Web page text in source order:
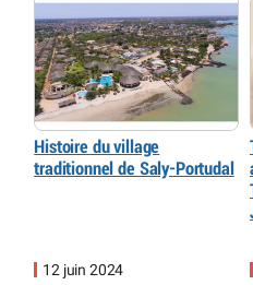
Histoire du village
traditionnel de Saly-Portudal
12 juin 2024